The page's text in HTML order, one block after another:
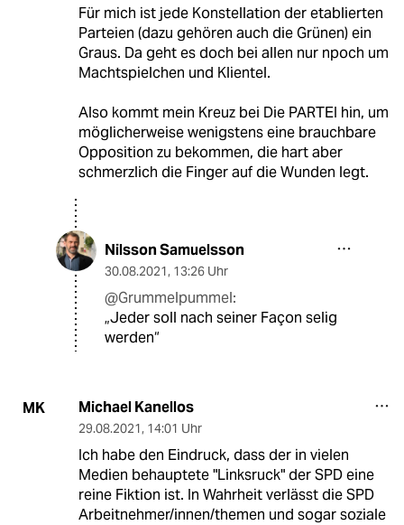
Für mich ist jede Konstellation der etablierten
Parteien (dazu gehören auch die Grünen) ein
Graus. Da geht es doch bei allen nur npoch um
Machtspielchen und Klientel.
Also kommt mein Kreuz bei Die PARTEI hin, um
möglicherweise wenigstens eine brauchbare
Opposition zu bekommen, die hart aber
schmerzlich die Finger auf die Wunden legt.
Nilsson Samuelsson
30.08.2021, 13:26 Uhr
@Grummelpummel:
„Jeder soll nach seiner Façon selig
werden“
MK Michael Kanellos
29.08.2021, 14:01 Uhr
Ich habe den Eindruck, dass der in vielen
Medien behauptete "Linksruck" der SPD eine
reine Fiktion ist. In Wahrheit verlässt die SPD
Arbeitnehmer/innen/themen und sogar soziale